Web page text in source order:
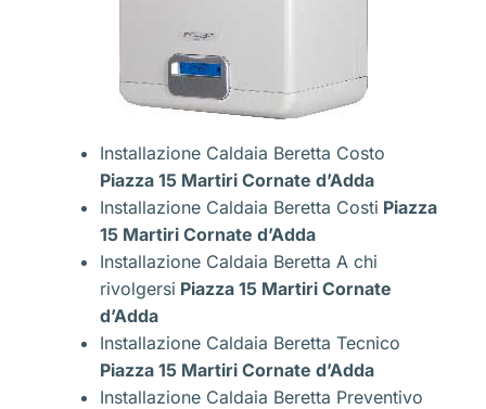
Installazione Caldaia Beretta Costo
Piazza 15 Martiri Cornate d’Adda
Installazione Caldaia Beretta Costi Piazza
15 Martiri Cornate d’Adda
Installazione Caldaia Beretta A chi
rivolgersi Piazza 15 Martiri Cornate
d’Adda
Installazione Caldaia Beretta Tecnico
Piazza 15 Martiri Cornate d’Adda
Installazione Caldaia Beretta Preventivo